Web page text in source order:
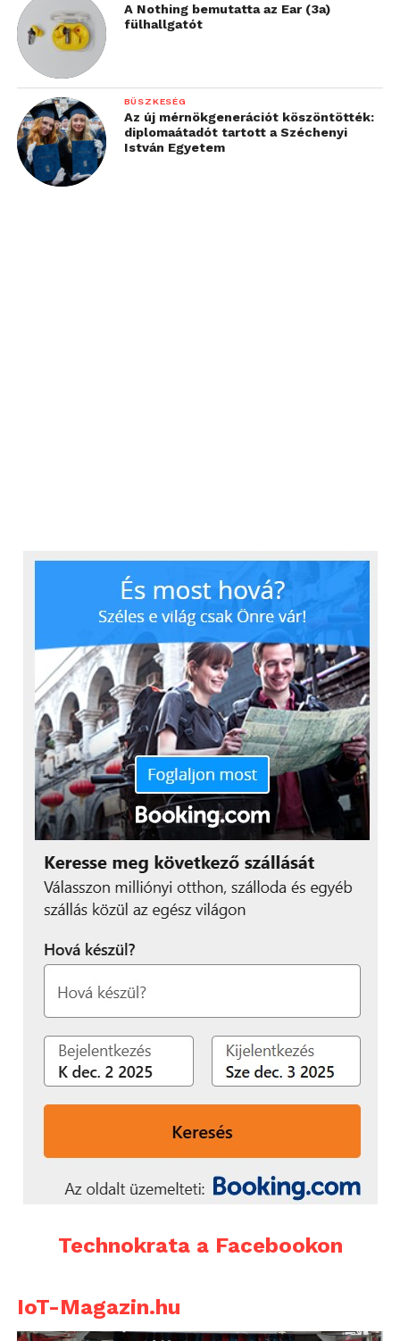
A Nothing bemutatta az Ear (3a)
fülhallgatót
BÜSZKESÉG
Az új mérnökgenerációt köszöntötték:
diplomaátadót tartott a Széchenyi
István Egyetem
Technokrata a Facebookon
IoT-Magazin.hu